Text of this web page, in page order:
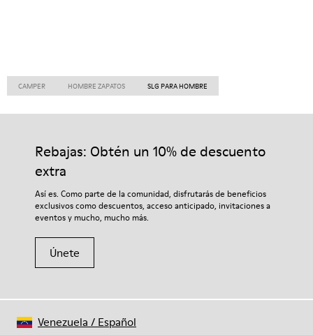
CAMPER HOMBRE ZAPATOS SLG PARA HOMBRE
Rebajas: Obtén un 10% de descuento
extra
Así es. Como parte de la comunidad, disfrutarás de beneficios
exclusivos como descuentos, acceso anticipado, invitaciones a
eventos y mucho, mucho más.
Únete
Venezuela / Español